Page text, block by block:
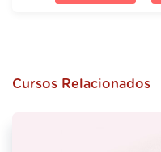
Cursos Relacionados